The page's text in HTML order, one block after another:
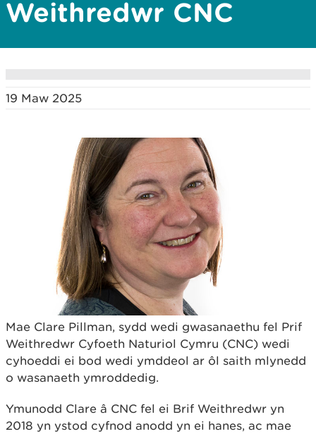
Weithredwr CNC
19 Maw 2025
Mae Clare Pillman, sydd wedi gwasanaethu fel Prif
Weithredwr Cyfoeth Naturiol Cymru (CNC) wedi
cyhoeddi ei bod wedi ymddeol ar ôl saith mlynedd
o wasanaeth ymroddedig.
Ymunodd Clare â CNC fel ei Brif Weithredwr yn
2018 yn ystod cyfnod anodd yn ei hanes, ac mae